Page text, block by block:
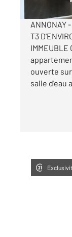
ANNONAY
T3
IMMEUBLE
ouverte
salle d'eau